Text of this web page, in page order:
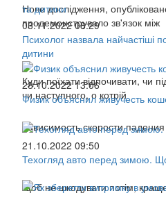
Нове дослідження,
продемонструвало зв'язок між
03.11.2022 08:29
Психолог назвала найчастіші
дитини
Куди поїхати відпочивати, чи
чи наступного, о котрій
28.10.2022 13:06
Физик объяснил живучесть
Зависимость скорости
21.10.2022 09:50
Техогляд авто перед зимою.
Щоб не шкодувати потім,